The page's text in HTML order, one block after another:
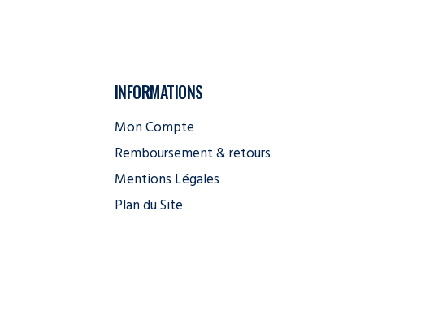
INFORMATIONS
Mon Compte
Remboursement & retours
Mentions Légales
Plan du Site